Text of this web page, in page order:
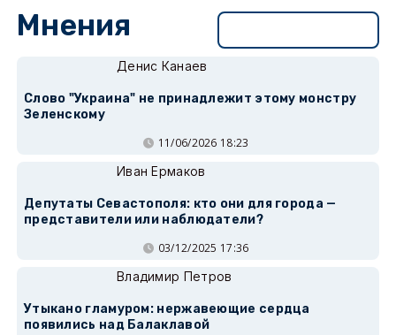
Мнения
Денис Канаев
Слово "Украина" не принадлежит этому монстру
Зеленскому
11/06/2026 18:23
Иван Ермаков
Депутаты Севастополя: кто они для города —
представители или наблюдатели?
03/12/2025 17:36
Владимир Петров
Утыкано гламуром: нержавеющие сердца
появились над Балаклавой